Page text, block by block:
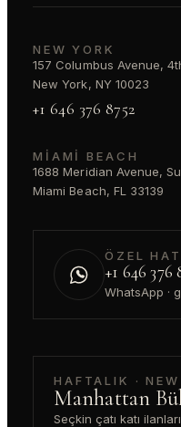
NEW YORK
157 Columbus Avenue,
New York, NY 10023
+1 646 376 8752
MIAMI BEACH
1688 Meridian Avenue,
Miami Beach, FL 33139
ÖZEL HAT
+1 646 376
WhatsApp ·
HAFTALIK · NEW
Manhattan
Seçkin çatı katı